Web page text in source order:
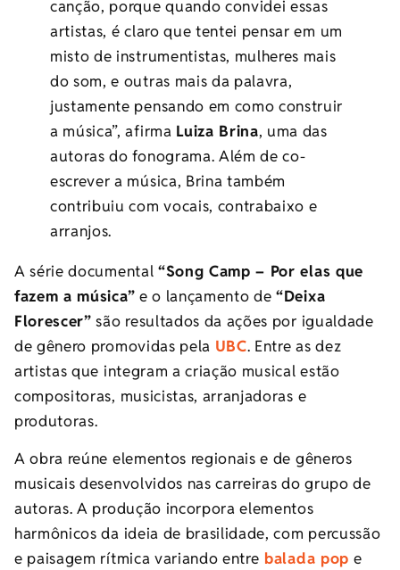
canção, porque quando convidei essas
artistas, é claro que tentei pensar em um
misto de instrumentistas, mulheres mais
do som, e outras mais da palavra,
justamente pensando em como construir
a música”, afirma Luiza Brina, uma das
autoras do fonograma. Além de co-
escrever a música, Brina também
contribuiu com vocais, contrabaixo e
arranjos.
A série documental “Song Camp – Por elas que
fazem a música” e o lançamento de“Deixa
Florescer” são resultados da ações por igualdade
de gênero promovidas pela UBC. Entre as dez
artistas que integram a criação musical estão
compositoras, musicistas, arranjadoras e
produtoras.
A obra reúne elementos regionais e de gêneros
musicais desenvolvidos nas carreiras do grupo de
autoras. A produção incorpora elementos
harmônicos da ideia de brasilidade, com percussão
e paisagem rítmica variando entre balada pop e